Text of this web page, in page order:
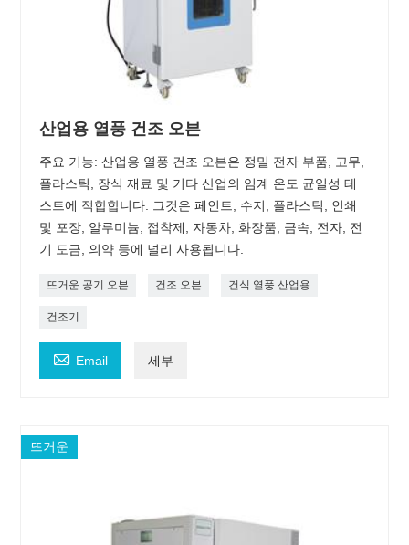
산업용 열풍 건조 오븐
주요 기능: 산업용 열풍 건조 오븐은 정밀 전자 부품, 고무,
플라스틱, 장식 재료 및 기타 산업의 임계 온도 균일성 테
스트에 적합합니다. 그것은 페인트, 수지, 플라스틱, 인쇄
및 포장, 알루미늄, 접착제, 자동차, 화장품, 금속, 전자, 전
기 도금, 의약 등에 널리 사용됩니다.
뜨거운 공기 오븐 건조 오븐 건식 열풍 산업용
건조기
 Email 세부
뜨거운